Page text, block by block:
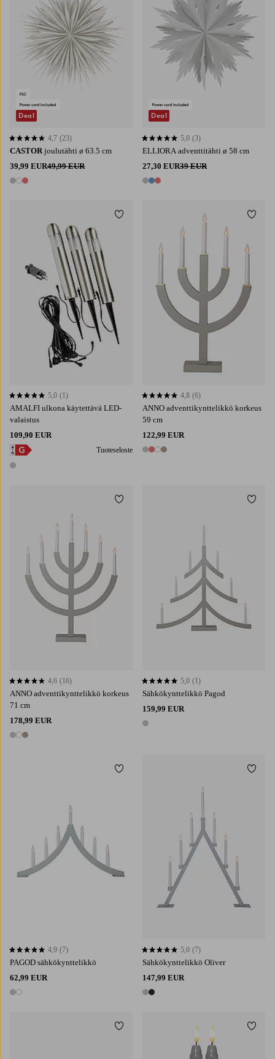
CASTOR joulutähti ø 63.5 cm
39,99 EUR49,99 EUR
3 värejä
4,7 perustuen 23 arvosanaan
4,7 (23)
Deal
ELLIORA adventtitähti ø 58 cm
27,30 EUR39 EUR
3 värejä
5,0 perustuen 3 arvosanaan
5,0 (3)
Deal
AMALFI ulkona käytettävä LED-
valaistus
109,90 EUR
Tuoteseloste
1 väri
5,0 perustuen 1 arvosanaan
5,0 (1)
Lisää suosikkeihin
ANNO adventtikynttelikkö korkeus
59 cm
122,99 EUR
4 värejä
4,8 perustuen 6 arvosanaan
4,8 (6)
Lisää
ANNO adventtikynttelikkö korkeus
71 cm
178,99 EUR
3 värejä
4,6 perustuen 16 arvosanaan
4,6 (16)
Lisää suosikkeihin
Sähkökynttelikkö Pagod
159,99 EUR
1 väri
5,0 perustuen 1 arvosanaan
5,0 (1)
Lisää
PAGOD sähkökynttelikkö
62,99 EUR
2 värejä
4,9 perustuen 7 arvosanaan
4,9 (7)
Lisää suosikkeihin
Sähkökynttelikkö Oliver
147,99 EUR
2 värejä
5,0 perustuen 7 arvosanaan
5,0 (7)
Lisää
Lisää suosikkeihin Lisää